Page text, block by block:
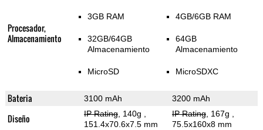
Procesador,
Almacenamiento
3GB RAM
32GB/64GB
Almacenamiento
MicroSD
4GB/6GB RAM
64GB
Almacenamiento
MicroSDXC
Bateria 3100 mAh 3200 mAh
Diseño IP Rating, 140g
151.4x70.6x7.5 mm
IP Rating, 167g
75.5x160x8 mm